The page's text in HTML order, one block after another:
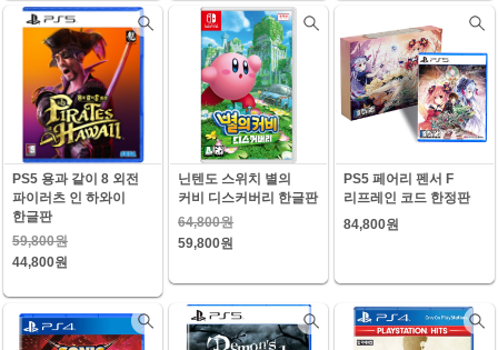
PS5 용과 같이 8 외전
파이러츠 인 하와이
한글판
59,800원
44,800원
닌텐도 스위치 별의
커비 디스커버리 한글판
64,800원
59,800원
PS5 페어리 펜서 F
리프레인 코드 한정판
84,800원